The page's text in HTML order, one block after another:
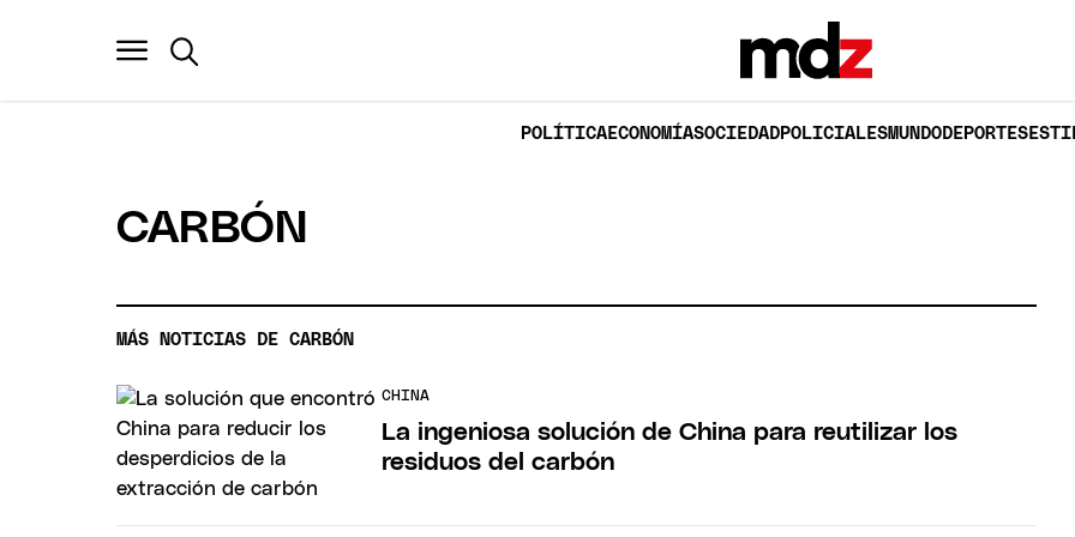
POLÍTICAECONOMÍASOCIEDADPOLICIALESMUNDODEPORTES
CARBÓN
MÁS NOTICIAS DE CARBÓN
CHINA
La ingeniosa solución de China para reutilizar los
residuos del carbón